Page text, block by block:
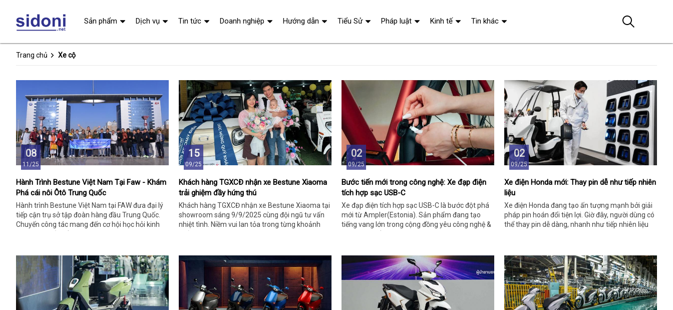
Trang chủ Xe cộ
08
11/25
Hành Trình Bestune Việt Nam Tại Faw - Khám
Phá cái nôi Ôtô Trung Quốc
Hành trình Bestune Việt Nam tại FAW đưa đại lý
tiếp cận trụ sở tập đoàn hàng đầu Trung Quốc.
Chuyến công tác mang đến cơ hội học hỏi kinh
15
09/25
Khách hàng TGXCĐ nhận xe Bestune Xiaoma
trải ghiệm đầy hứng thú
Khách hàng TGXCĐ nhận xe Bestune Xiaoma tại
showroom sáng 9/9/2025 cùng đội ngũ tư vấn
nhiệt tình. Niềm vui lan tỏa trong từng khoảnh
02
09/25
Bước tiến mới trong công nghệ: Xe đạp điện
tích hợp sạc USB-C
Xe đạp điện tích hợp sạc USB-C là bước đột phá
mới từ Ampler(Estonia). Sản phẩm đang tạo
tiếng vang lớn trong cộng đồng yêu công nghệ &
02
09/25
Xe điện Honda mới: Thay pin dễ như tiếp nhiên
liệu
Xe điện Honda đang tạo ấn tượng mạnh bởi giải
pháp pin hoán đổi tiện lợi. Giờ đây, người dùng có
thể thay pin dễ dàng, nhanh như tiếp nhiên liệu
Sản phẩm Dịch vụ Tin tức Doanh nghiệp Hướng dẫn Tiểu Sử Pháp luật Kinh tế Tin khác